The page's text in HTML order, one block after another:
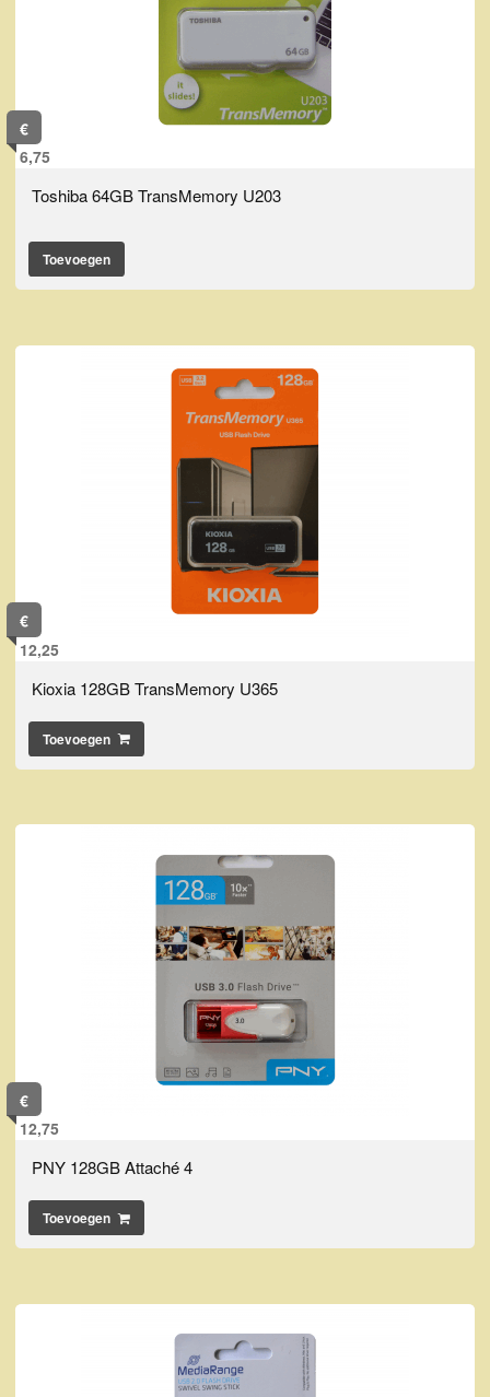
€
6,75
Toshiba 64GB TransMemory U203
Toevoegen
€
12,25
Kioxia 128GB TransMemory U365
Toevoegen
€
12,75
PNY 128GB Attaché 4
Toevoegen